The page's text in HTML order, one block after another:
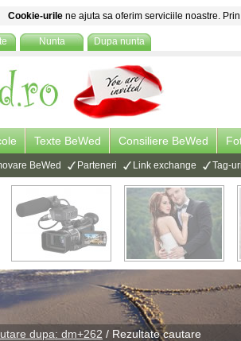
Cookie-urile ne ajuta sa oferim serviciile noastre.
Nunta Dupa nunta
Texte BeWed Consiliere BeWed
BeWed Parteneri Link exchange Tag-
dupa: dm+262 / Rezultate cautare